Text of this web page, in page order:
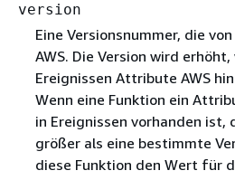
version
Eine Versionsnummer, die
AWS. Die Version wird erhöht,
Ereignissen Attribute AWS
Wenn eine Funktion ein
in Ereignissen vorhanden ist,
größer als eine bestimmte
diese Funktion den Wert für